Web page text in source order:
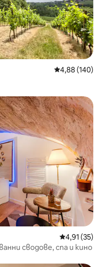
Средна
4,88 (140)
Средна
4,91 (35)
сводове, спа и кино